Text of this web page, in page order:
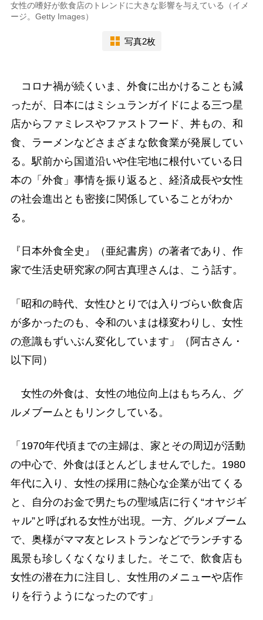
女性の嗜好が飲食店のトレンドに大きな影響を与えている（イメ
ージ。Getty Images）
写真2枚
コロナ禍が続くいま、外食に出かけることも減
ったが、日本にはミシュランガイドによる三つ星
店からファミレスやファストフード、丼もの、和
食、ラーメンなどさまざまな飲食業が発展してい
る。駅前から国道沿いや住宅地に根付いている日
本の「外食」事情を振り返ると、経済成長や女性
の社会進出とも密接に関係していることがわか
る。
『日本外食全史』（亜紀書房）の著者であり、作
家で生活史研究家の阿古真理さんは、こう話す。
「昭和の時代、女性ひとりでは入りづらい飲食店
が多かったのも、令和のいまは様変わりし、女性
の意識もずいぶん変化しています」（阿古さん・
以下同）
女性の外食は、女性の地位向上はもちろん、グ
ルメブームともリンクしている。
「1970年代頃までの主婦は、家とその周辺が活動
の中心で、外食はほとんどしませんでした。1980
年代に入り、女性の採用に熱心な企業が出てくる
と、自分のお金で男たちの聖域店に行く“オヤジギ
ャル”と呼ばれる女性が出現。一方、グルメブーム
で、奥様がママ友とレストランなどでランチする
風景も珍しくなくなりました。そこで、飲食店も
女性の潜在力に注目し、女性用のメニューや店作
りを行うようになったのです」